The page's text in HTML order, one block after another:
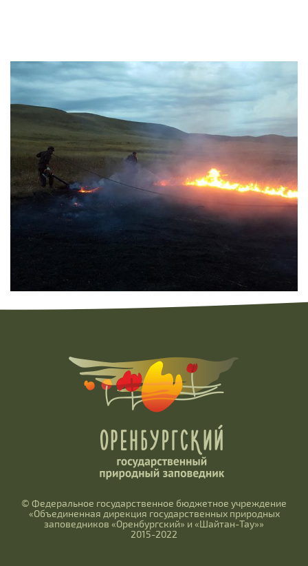
© Федеральное государственное бюджетное учреждение
«Объединенная дирекция государственных природных
заповедников «Оренбургский» и «Шайтан-Тау»»
2015-2022